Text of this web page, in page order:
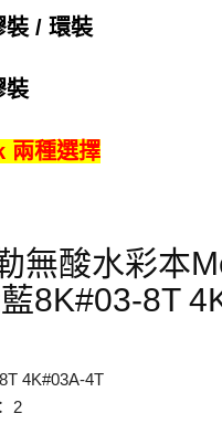
裝 / 環裝
裝
兩種選擇
無酸水彩本
8K#03-8T
4K#03A-4T
2